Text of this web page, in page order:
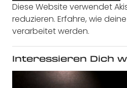
Diese Website verwendet
reduzieren. Erfahre, wie
verarbeitet werden.
Interessieren Dich